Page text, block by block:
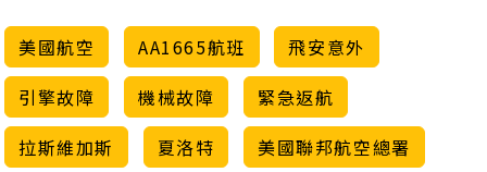
美國航空 AA1665航班
飛安意外
引擎故障
機械故障
緊急返航
拉斯維加斯
夏洛特
美國聯邦航空總署